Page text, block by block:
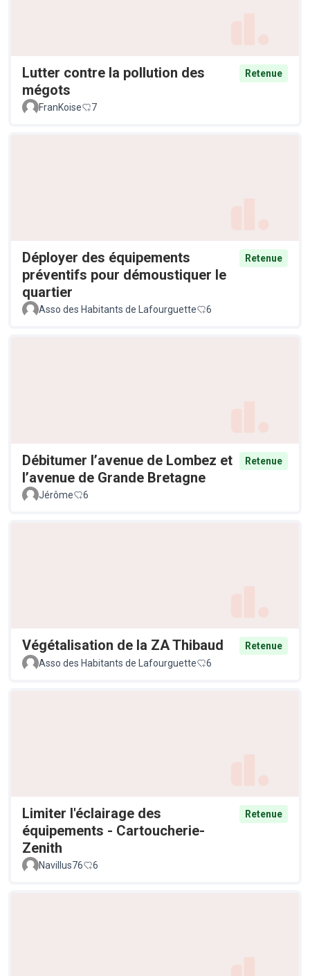
Lutter contre la pollution des
mégots
Retenue
FranKoise 7
Déployer des équipements
préventifs pour démoustiquer le
quartier
Retenue
Asso des Habitants de Lafourguette 6
Débitumer l’avenue de Lombez et
l’avenue de Grande Bretagne
Retenue
Jérôme 6
Végétalisation de la ZA Thibaud
Retenue
Asso des Habitants de Lafourguette
6
Limiter l'éclairage des
équipements - Cartoucherie-
Zenith
Retenue
Navillus76 6